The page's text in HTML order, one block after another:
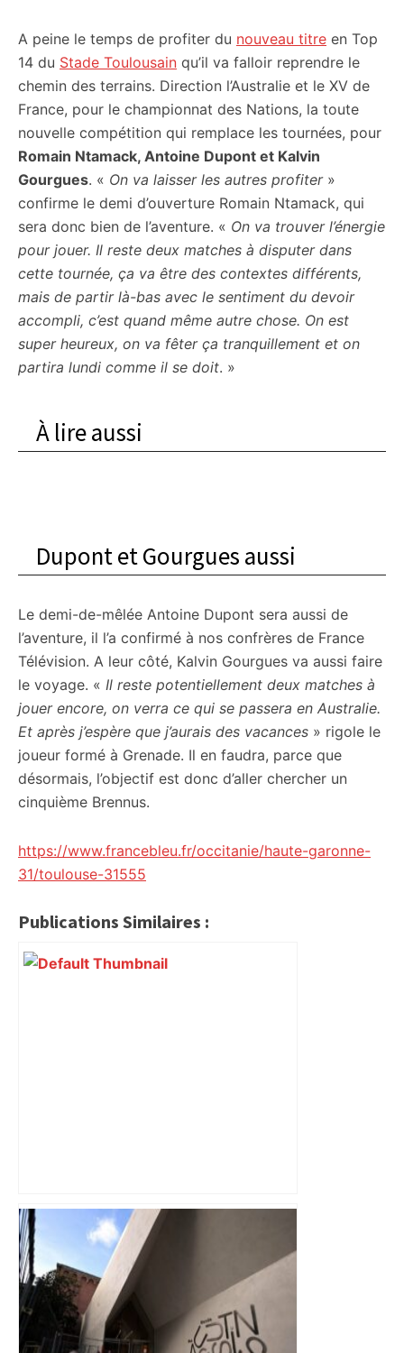
A peine le temps de profiter du nouveau titre en Top
14 du Stade Toulousain qu’il va falloir reprendre le
chemin des terrains. Direction l’Australie et le XV de
France, pour le championnat des Nations, la toute
nouvelle compétition qui remplace les tournées, pour
Romain Ntamack, Antoine Dupont et Kalvin
Gourgues. « On va laisser les autres profiter»
confirme le demi d’ouverture Romain Ntamack, qui
sera donc bien de l’aventure. « On va trouver l’énergie
pour jouer. Il reste deux matches à disputer dans
cette tournée, ça va être des contextes différents,
mais de partir là-bas avec le sentiment du devoir
accompli, c’est quand même autre chose. On est
super heureux, on va fêter ça tranquillement et on
partira lundi comme il se doit. »
À lire aussi
Dupont et Gourgues aussi
Le demi-de-mêlée Antoine Dupont sera aussi de
l’aventure, il l’a confirmé à nos confrères de France
Télévision. A leur côté, Kalvin Gourgues va aussi faire
le voyage. « Il reste potentiellement deux matches à
jouer encore, on verra ce qui se passera en Australie.
Et après j’espère que j’aurais des vacances » rigole le
joueur formé à Grenade. Il en faudra, parce que
désormais, l’objectif est donc d’aller chercher un
cinquième Brennus.
https://www.francebleu.fr/occitanie/haute-garonne-
31/toulouse-31555
Publications Similaires :
Près de Toulouse : dans cette zone
économique, un axe majeur va être
fermé en fin de soirée, voici les
déviations – Actu.fr